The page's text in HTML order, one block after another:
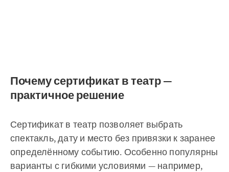
Почему сертификат в театр —
практичное решение
Сертификат в театр позволяет выбрать
спектакль, дату и место без привязки к заранее
определённому событию. Особенно популярны
варианты с гибкими условиями — например,